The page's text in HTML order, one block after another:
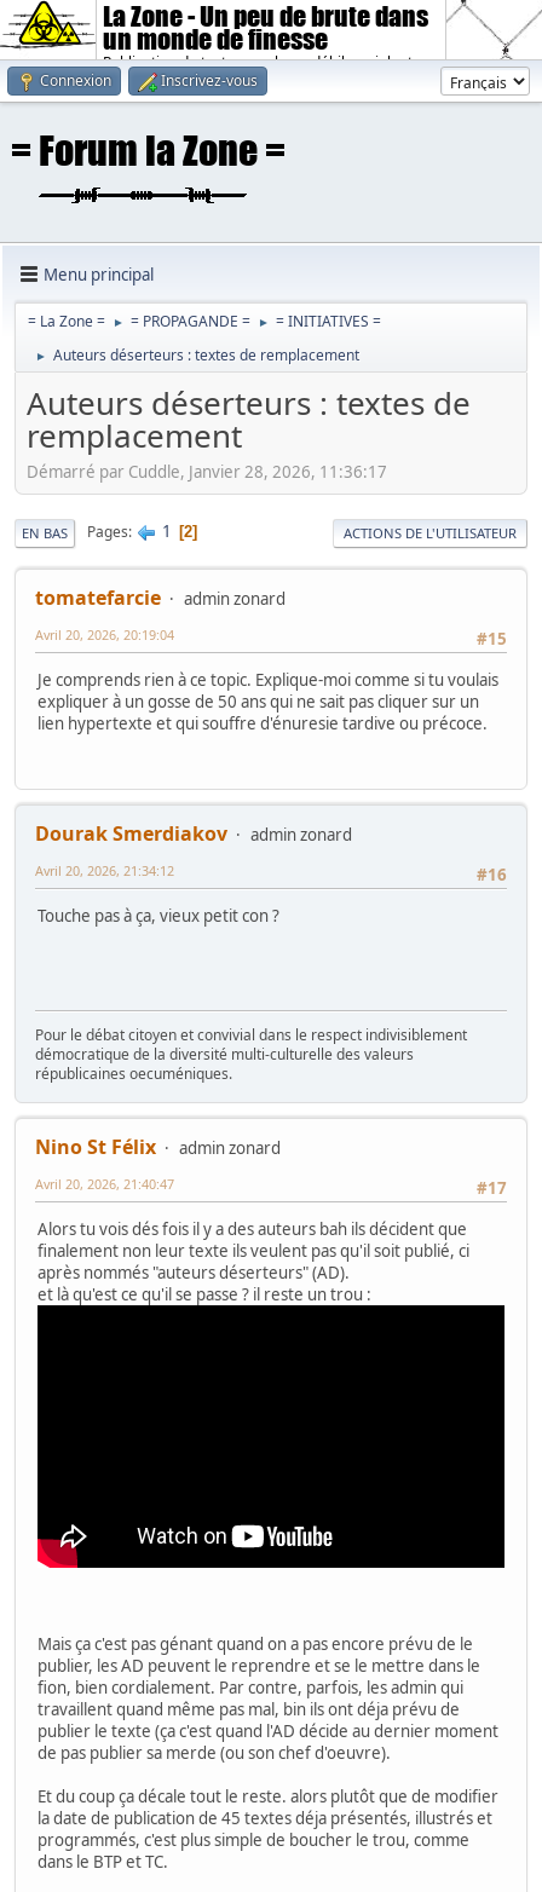
La Zone - Un peu de brute dans
un monde de finesse
Publication de textes sombres, débiles, violents.
Connexion
Inscrivez-vous
Menu principal
= La Zone = ► = PROPAGANDE = ► = INITIATIVES =
► Auteurs déserteurs : textes de remplacement
Auteurs déserteurs : textes de
remplacement
Démarré par Cuddle, Janvier 28, 2026, 11:36:17
EN BAS Pages 1 2 ACTIONS DE L'UTILISATEUR
tomatefarcie
admin zonard
#15
Avril 20, 2026, 20:19:04
Je comprends rien à ce topic. Explique-moi comme si tu voulais
expliquer à un gosse de 50 ans qui ne sait pas cliquer sur un
lien hypertexte et qui souffre d'énuresie tardive ou précoce.
Dourak Smerdiakov
admin zonard
#16
Avril 20, 2026, 21:34:12
Touche pas à ça, vieux petit con ?
Pour le débat citoyen et convivial dans le respect indivisiblement
démocratique de la diversité multi-culturelle des valeurs
républicaines oecuméniques.
Nino St Félix
admin zonard
#17
Avril 20, 2026, 21:40:47
Alors tu vois dés fois il y a des auteurs bah ils décident que
finalement non leur texte ils veulent pas qu'il soit publié, ci
après nommés "auteurs déserteurs" (AD).
et là qu'est ce qu'il se passe ? il reste un trou :
Mais ça c'est pas génant quand on a pas encore prévu de le
publier, les AD peuvent le reprendre et se le mettre dans le
fion, bien cordialement. Par contre, parfois, les admin qui
travaillent quand même pas mal, bin ils ont déja prévu de
publier le texte (ça c'est quand l'AD décide au dernier moment
de pas publier sa merde (ou son chef d'oeuvre).
Et du coup ça décale tout le reste. alors plutôt que de modifier
la date de publication de 45 textes déja présentés, illustrés et
programmés, c'est plus simple de boucher le trou, comme
dans le BTP et TC.